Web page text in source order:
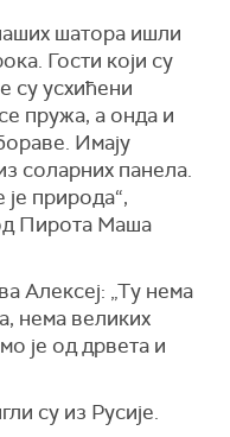
шатора ишли
Гости који су
су усхићени
пружа, а онда и
Имају
соларних панела.
је природа“,
Пирота Маша
Алексеј: „Ту нема
нема великих
је од дрвета и
су из Русије.